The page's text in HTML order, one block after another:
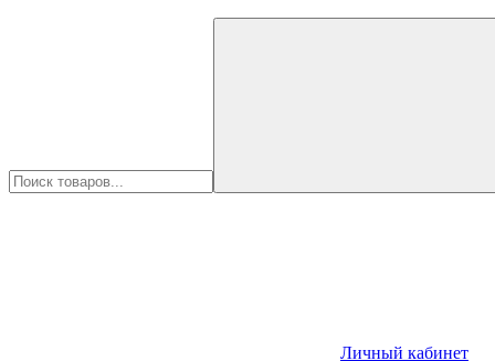
Личный кабинет